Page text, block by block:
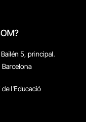
5, principal.
Barcelona
de l'Educació